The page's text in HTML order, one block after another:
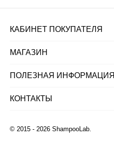
КАБИНЕТ ПОКУПАТЕЛЯ
МАГАЗИН
ПОЛЕЗНАЯ ИНФОРМАЦИЯ
КОНТАКТЫ
© 2015 - 2026 ShampooLab.